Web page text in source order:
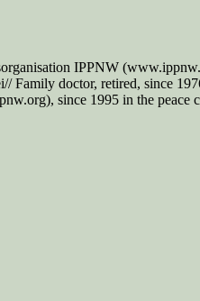
IPPNW
Family doctor, retired, since
since 1995 in the peace